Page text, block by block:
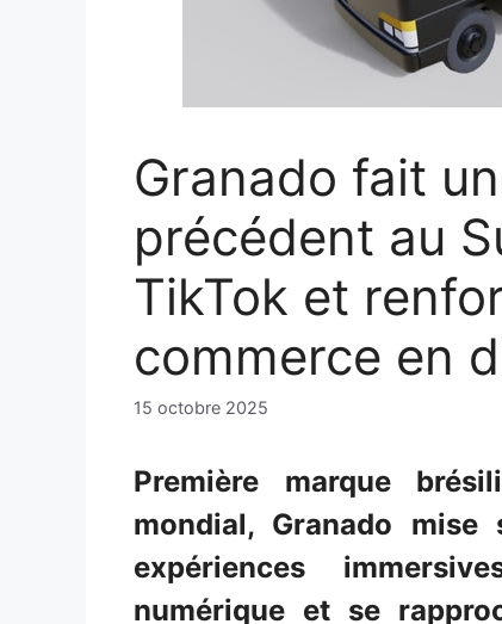
Granado fait
précédent au
TikTok et
commerce en
15 octobre 2025
Première marque
mondial, Granado
expériences
numérique et se